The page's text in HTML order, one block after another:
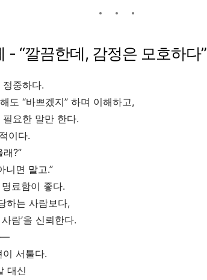
- “깔끔한데, 감정은 모호하다”
중하다.
도 “바쁘겠지” 하며 이해하고,
요한 말만 한다.
이다.
?”
니면 말고.”
료함이 좋다.
하는 사람보다,
람’을 신뢰한다.
—
서툴다.
대신